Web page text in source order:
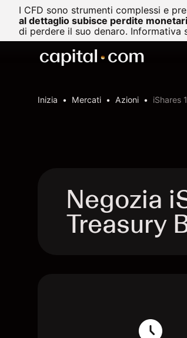
I CFD sono strumenti complessi e
al dettaglio subisce perdite
di perdere il suo denaro. Informativa
Inizia Mercati Azioni iShares
Negozia
Treasury